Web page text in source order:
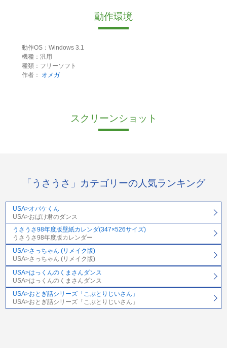
動作環境
動作OS：Windows 3.1
機種：汎用
種類：フリーソフト
作者：
オメガ
スクリーンショット
「うさうさ」カテゴリーの人気ランキング
USA>オバケくん
USA>おばけ君のダンス
うさうさ98年度版壁紙カレンダ(347×526サイズ)
うさうさ98年度版カレンダー
USA>さっちゃん (リメイク版)
USA>さっちゃん (リメイク版)
USA>はっくんのくまさんダンス
USA>はっくんのくまさんダンス
USA>おとぎ話シリーズ「こぶとりじいさん」
USA>おとぎ話シリーズ「こぶとりじいさん」